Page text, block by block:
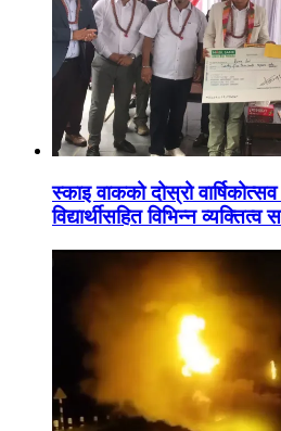
स्काइ वाकको दोस्रो
विद्यार्थीसहित विभिन्न व्यक्तित्व